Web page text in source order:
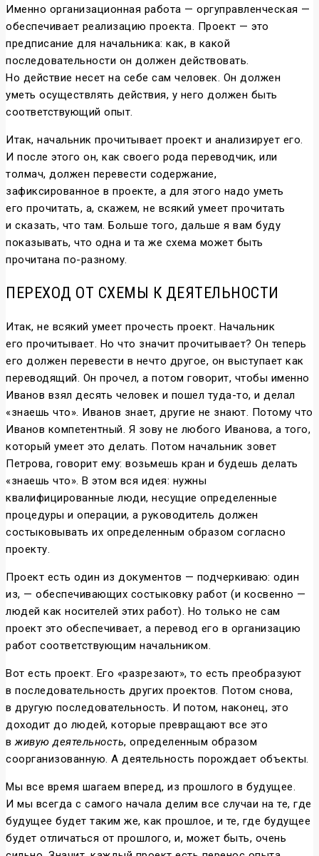
Именно организационная работа — оргуправленческая —
обеспечивает реализацию проекта. Проект — это
предписание для начальника: как, в какой
последовательности он должен действовать.
Но действие несет на себе сам человек. Он должен
уметь осуществлять действия, у него должен быть
соответствующий опыт.
Итак, начальник прочитывает проект и анализирует его.
И после этого он, как своего рода переводчик, или
толмач, должен перевести содержание,
зафиксированное в проекте, а для этого надо уметь
его прочитать, а, скажем, не всякий умеет прочитать
и сказать, что там. Больше того, дальше я вам буду
показывать, что одна и та же схема может быть
прочитана по-разному.
ПЕРЕХОД ОТ СХЕМЫ К ДЕЯТЕЛЬНОСТИ
Итак, не всякий умеет прочесть проект. Начальник
его прочитывает. Но что значит прочитывает? Он теперь
его должен перевести в нечто другое, он выступает как
переводящий. Он прочел, а потом говорит, чтобы именно
Иванов взял десять человек и пошел туда-то, и делал
«знаешь что». Иванов знает, другие не знают. Потому что
Иванов компетентный. Я зову не любого Иванова, а того,
который умеет это делать. Потом начальник зовет
Петрова, говорит ему: возьмешь кран и будешь делать
«знаешь что». В этом вся идея: нужны
квалифицированные люди, несущие определенные
процедуры и операции, а руководитель должен
состыковывать их определенным образом согласно
проекту.
Проект есть один из документов — подчеркиваю: один
из, — обеспечивающих состыковку работ (и косвенно —
людей как носителей этих работ). Но только не сам
проект это обеспечивает, а перевод его в организацию
работ соответствующим начальником.
Вот есть проект. Его «разрезают», то есть преобразуют
в последовательность других проектов. Потом снова,
в другую последовательность. И потом, наконец, это
доходит до людей, которые превращают все это
вживую деятельность, определенным образом
соорганизованную. А деятельность порождает объекты.
Мы все время шагаем вперед, из прошлого в будущее.
И мы всегда с самого начала делим все случаи на те, где
будущее будет таким же, как прошлое, и те, где будущее
будет отличаться от прошлого, и, может быть, очень